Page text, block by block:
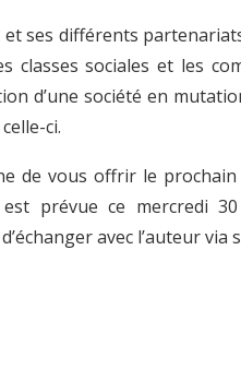
ses différents
classes sociales et les
d’une société en
ci.
de vous offrir le prochain
prévue ce mercredi
avec l’auteur